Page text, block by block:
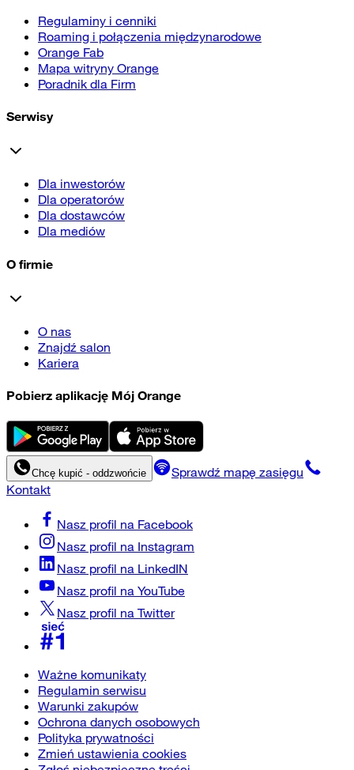
Regulaminy i cenniki
Roaming i połączenia międzynarodowe
Orange Fab
Mapa witryny Orange
Poradnik dla Firm
Serwisy
Dla inwestorów
Dla operatorów
Dla dostawców
Dla mediów
O firmie
O nas
Znajdź salon
Kariera
Pobierz aplikację Mój Orange
Chcę kupić - oddzwońcie
Sprawdź mapę zasięgu
Kontakt
Nasz profil na Facebook
Nasz profil na Instagram
Nasz profil na LinkedIN
Nasz profil na YouTube
Nasz profil na Twitter
Ważne komunikaty
Regulamin serwisu
Warunki zakupów
Ochrona danych osobowych
Polityka prywatności
Zmień ustawienia cookies